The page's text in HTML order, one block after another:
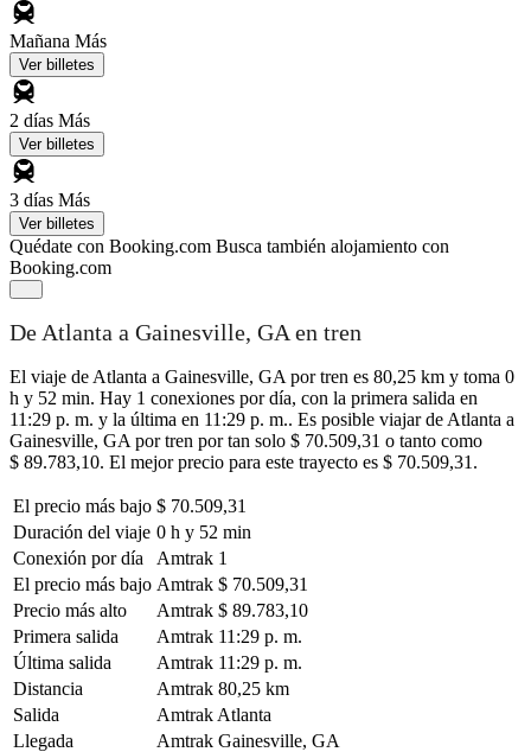
Mañana Más
Ver billetes
2 días Más
Ver billetes
3 días Más
Ver billetes
Quédate con Booking.com Busca también alojamiento con
Booking.com
De Atlanta a Gainesville, GA en tren
El viaje de Atlanta a Gainesville, GA por tren es 80,25 km y toma 0
h y 52 min. Hay 1 conexiones por día, con la primera salida en
11:29 p. m. y la última en 11:29 p. m.. Es posible viajar de Atlanta a
Gainesville, GA por tren por tan solo $ 70.509,31 o tanto como
$ 89.783,10. El mejor precio para este trayecto es $ 70.509,31.
El precio más bajo $ 70.509,31
Duración del viaje 0 h y 52 min
Conexión por día
Amtrak 1
El precio más bajo Amtrak $ 70.509,31
Precio más alto
Amtrak $ 89.783,10
Primera salida
Amtrak 11:29 p. m.
Última salida
Amtrak 11:29 p. m.
Distancia
Amtrak 80,25 km
Salida
Amtrak Atlanta
Llegada
Amtrak Gainesville, GA